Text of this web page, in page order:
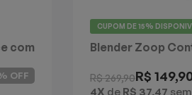
com
OFF
CUPOM DE15%
Blender Zoop
R$ 269,90R$
4X de R$ 37,47